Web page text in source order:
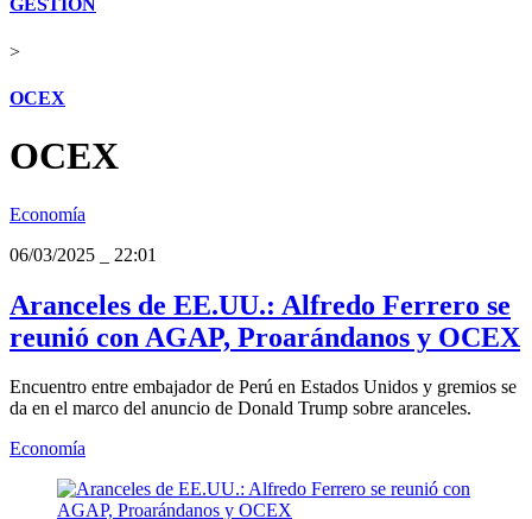
GESTIÓN
>
OCEX
OCEX
Economía
06/03/2025
22:01
Aranceles de EE.UU.: Alfredo Ferrero se
reunió con AGAP, Proarándanos y OCEX
Encuentro entre embajador de Perú en Estados Unidos y gremios se
da en el marco del anuncio de Donald Trump sobre aranceles.
Economía